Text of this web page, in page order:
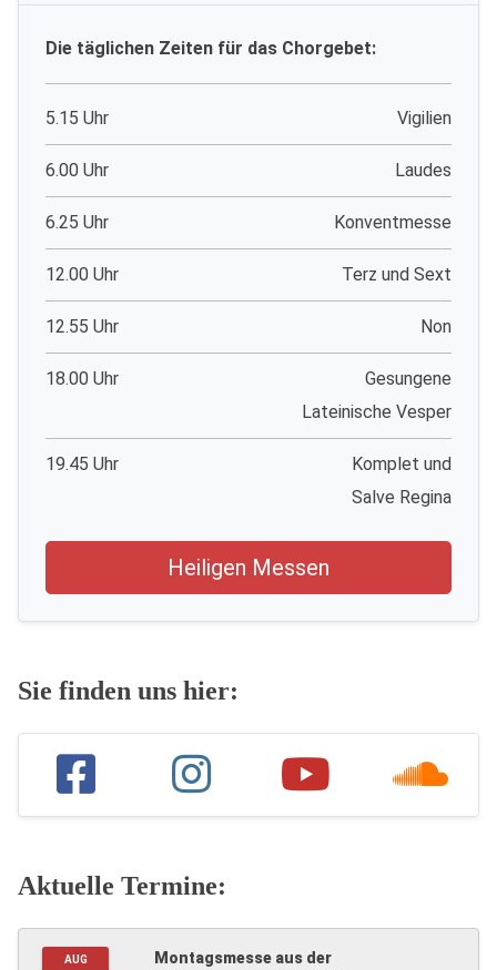
Die täglichen Zeiten für das Chorgebet:
5.15 Uhr Vigilien
6.00 Uhr Laudes
6.25 Uhr Konventmesse
12.00 Uhr Terz und Sext
12.55 Uhr Non
18.00 Uhr
Gesungene
Lateinische Vesper
19.45 Uhr
Komplet und
Salve Regina
Heiligen Messen
Sie finden uns hier:
Aktuelle Termine:
AUG
Montagsmesse aus der